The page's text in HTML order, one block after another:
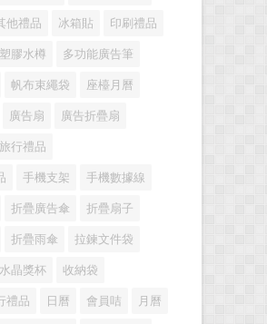
他禮品 冰箱貼 印刷禮品
塑膠水樽 多功能廣告筆
帆布束繩袋 座檯月曆
廣告扇 廣告折疊扇
行禮品
手機支架 手機數據線
折疊廣告傘 折疊扇子
折疊雨傘 拉鍊文件袋
晶獎杯 收納袋
禮品 日曆 會員咭 月曆